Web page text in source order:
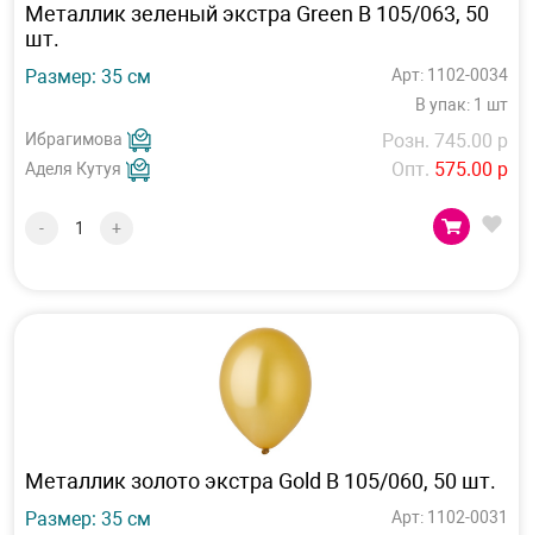
Металлик зеленый экстра Green В 105/063, 50
шт.
Размер: 35 см
Арт: 1102-0034
В упак: 1 шт
Ибрагимова
Аделя Кутуя
Розн. 745.00 р
Опт. 575.00 р
- +
Металлик золото экстра Gold В 105/060, 50 шт.
Размер: 35 см
Арт: 1102-0031